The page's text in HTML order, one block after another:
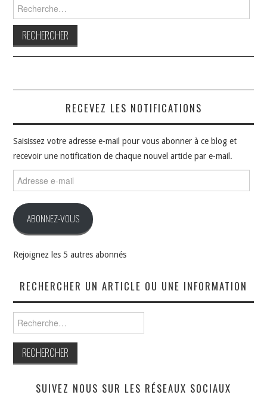
RECEVEZ LES NOTIFICATIONS
Saisissez votre adresse e-mail pour vous abonner à ce blog et
recevoir une notification de chaque nouvel article par e-mail.
e-
ABONNEZ-VOUS
Rejoignez les 5 autres abonnés
RECHERCHER UN ARTICLE OU UNE INFORMATION
SUIVEZ NOUS SUR LES RÉSEAUX SOCIAUX